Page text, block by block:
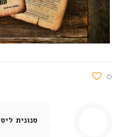
0
סנונית ליס